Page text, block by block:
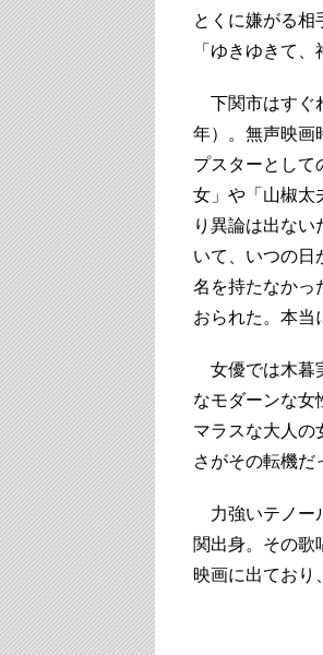
とくに嫌がる相
「ゆきゆきて、
下関市はすぐ
年）。無声映画
プスターとして
女」や「山椒太
り異論は出な
いて、いつの日
名を持たなかっ
おられた。本当
女優では木暮
なモダーンな女
マラスな大人の
さがその転機だ
力強いテノー
関出身。その歌
映画に出ており